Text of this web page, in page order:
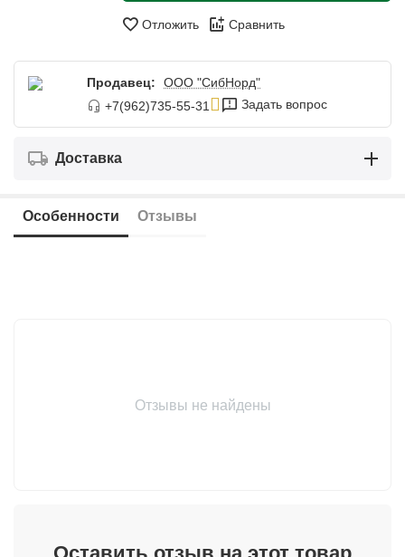
Отложить Сравнить
Продавец:
ООО "СибНорд"
+7(962)735-55-31
Задать вопрос
Доставка
Особенности Отзывы
Отзывы не найдены
Оставить отзыв на этот товар